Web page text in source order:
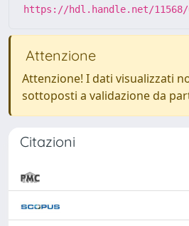
https://hdl.handle.net/11568/
Attenzione
Attenzione! I dati visualizzati
sottoposti a validazione da
Citazioni